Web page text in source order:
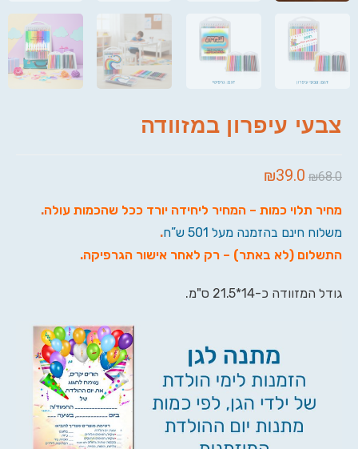
צבעי עיפרון במזוודה
₪68.0
₪39.0
מחיר תלוי כמות – המחיר ליחידה יורד ככל שהכמות עולה.
משלוח חינם בהזמנה מעל 501 ש”ח
.
התשלום (לא באתר) – רק לאחר אישור הגרפיקה.
גודל המזוודה כ-14*21.5 ס"מ.